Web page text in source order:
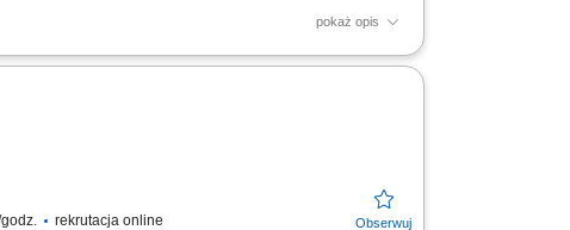
pokaż opis
wstępna selekcja zebranych owoców,
rekrutacja online